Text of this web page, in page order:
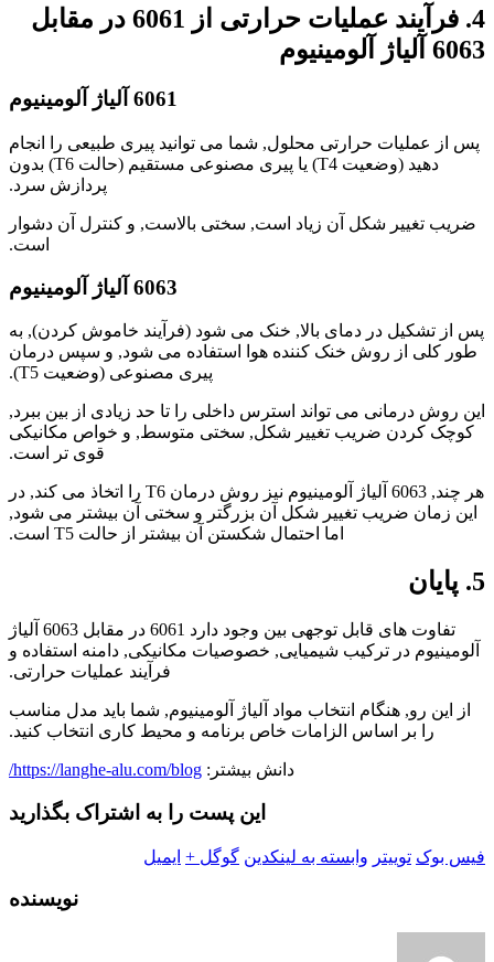
4. فرآیند عملیات حرارتی از 6061 در مقابل
6063 آلیاژ آلومینیوم
6061 آلیاژ آلومینیوم
پس از عملیات حرارتی محلول, شما می توانید پیری طبیعی را انجام
دهید (وضعیت T4) یا پیری مصنوعی مستقیم (حالت T6) بدون
پردازش سرد.
ضریب تغییر شکل آن زیاد است, سختی بالاست, و کنترل آن دشوار
است.
6063 آلیاژ آلومینیوم
پس از تشکیل در دمای بالا, خنک می شود (فرآیند خاموش کردن), به
طور کلی از روش خنک کننده هوا استفاده می شود, و سپس درمان
پیری مصنوعی (وضعیت T5).
این روش درمانی می تواند استرس داخلی را تا حد زیادی از بین ببرد,
کوچک کردن ضریب تغییر شکل, سختی متوسط, و خواص مکانیکی
قوی تر است.
هر چند, 6063 آلیاژ آلومینیوم نیز روش درمان T6 را اتخاذ می کند, در
این زمان ضریب تغییر شکل آن بزرگتر و سختی آن بیشتر می شود,
اما احتمال شکستن آن بیشتر از حالت T5 است.
5. پایان
تفاوت های قابل توجهی بین وجود دارد 6061 در مقابل 6063 آلیاژ
آلومینیوم در ترکیب شیمیایی, خصوصیات مکانیکی, دامنه استفاده و
فرآیند عملیات حرارتی.
از این رو, هنگام انتخاب مواد آلیاژ آلومینیوم, شما باید مدل مناسب
را بر اساس الزامات خاص برنامه و محیط کاری انتخاب کنید.
دانش بیشتر: https://langhe-alu.com/blog/
این پست را به اشتراک بگذارید
فیس بوک توییتر وابسته به لینکدین گوگل + ایمیل
نویسنده